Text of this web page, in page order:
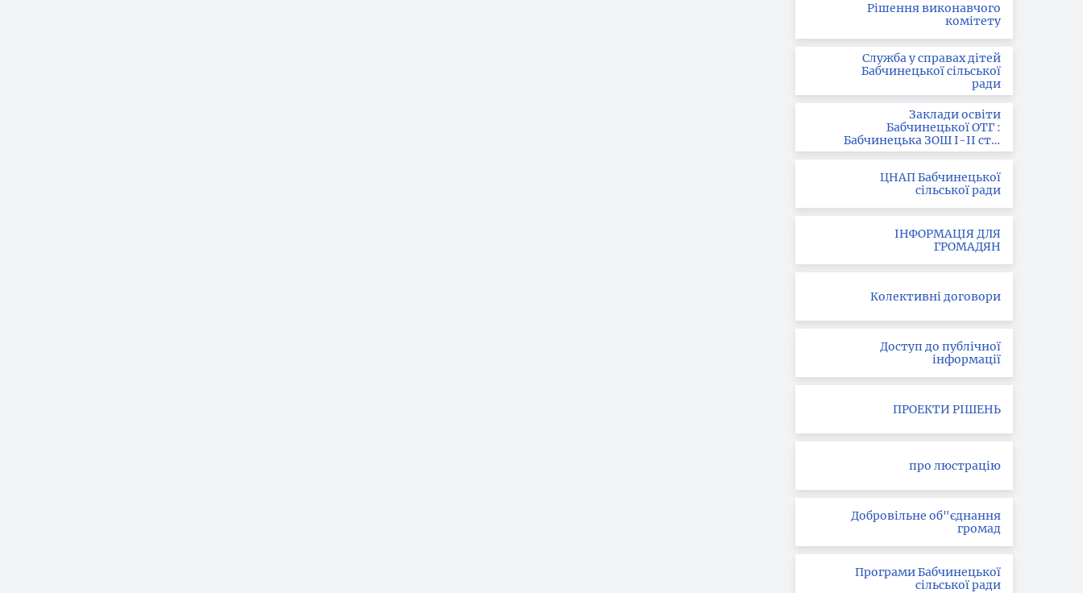
Рішення виконавчого
комітету
Служба у справах дітей
Бабчинецької сільської
ради
Заклади освіти
Бабчинецької ОТГ :
Бабчинецька ЗОШ І-ІІ ст. ;
Вила-Ярузька ЗОШ І-ІІІ
ЦНАП Бабчинецької
сільської ради
ІНФОРМАЦІЯ ДЛЯ
ГРОМАДЯН
Колективні договори
Доступ до публічної
інформації
ПРОЕКТИ РІШЕНЬ
про люстрацію
Добровільне об"єднання
громад
Програми Бабчинецької
сільської ради